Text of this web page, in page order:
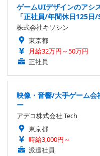
ゲームUIデザインのアシ
「正社員/年間休日125日
株式会社キソシン
東京都
月給32万円～50万円
正社員
映像・音響/大手ゲーム会
ー
アデコ株式会社 Tech
東京都
時給3,000円～
派遣社員